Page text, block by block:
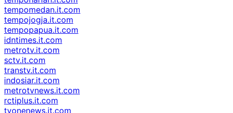
tempomedan.it.com
tempojogja.it.com
tempopapua.it.com
idntimes.it.com
metrotv.it.com
sctv.it.com
transtv.it.com
indosiar.it.com
metrotvnews.it.com
rctiplus.it.com
tvonenews.it.com